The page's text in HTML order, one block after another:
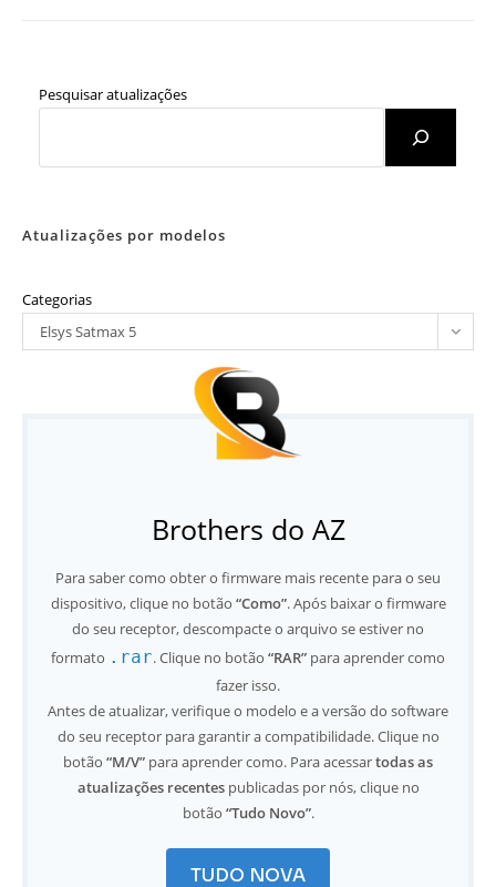
Pesquisar atualizações
Atualizações por modelos
Categorias
Elsys Satmax 5
Brothers do AZ
Para saber como obter o firmware mais recente para o seu
dispositivo, clique no botão “Como”. Após baixar o firmware
do seu receptor, descompacte o arquivo se estiver no
formato .rar. Clique no botão “RAR” para aprender como
fazer isso.
Antes de atualizar, verifique o modelo e a versão do software
do seu receptor para garantir a compatibilidade. Clique no
botão “M/V” para aprender como. Para acessartodas as
atualizações recentespublicadas por nós, clique no
botão “Tudo Novo”.
TUDO NOVA